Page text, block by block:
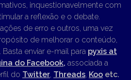
inquestionavelmente com
a reflexão e o debate.
de erro e outros, uma vez
de melhorar o conteúdo,
enviar e-mail para pyxis at
do Facebook, associada a
do Twitter, Threads, Koo etc.